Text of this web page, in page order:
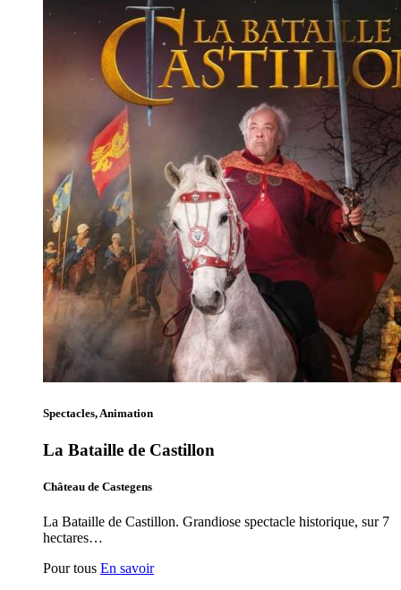
Spectacles, Animation
La Bataille de Castillon
Château de Castegens
La Bataille de Castillon. Grandiose spectacle historique, sur 7
hectares…
Pour tous En savoir